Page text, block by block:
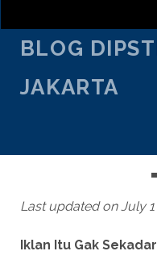
BLOG
JAKARTA
Last updated on July 1
Iklan Itu Gak